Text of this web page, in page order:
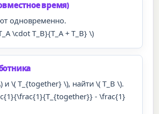
время)
одновременно.
\cdot T_B}{T_A + T_B} \)
и \( T_{together} \), найти \( T_B \).
- \frac{1}